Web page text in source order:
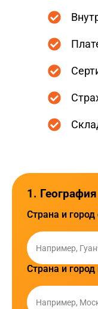
1.
Страна и город
Страна и город